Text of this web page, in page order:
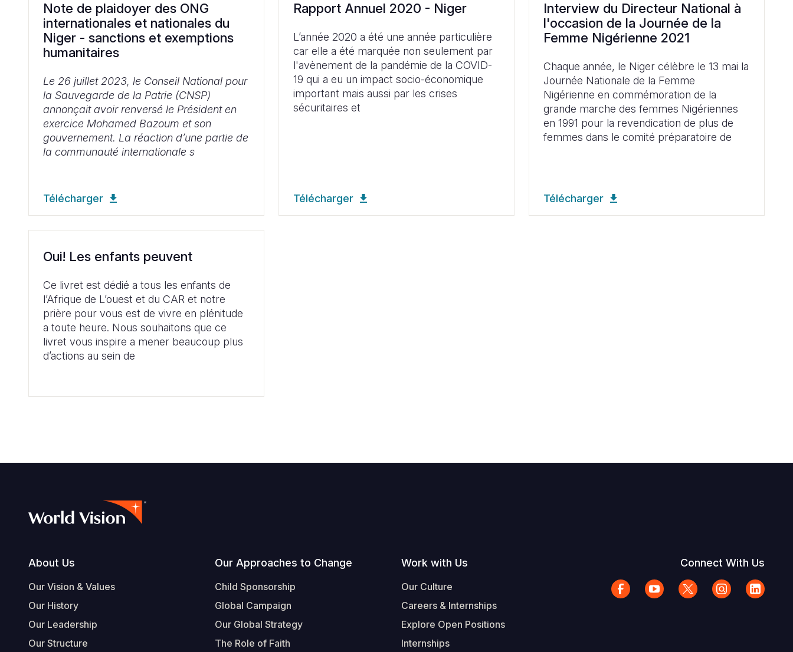
Note de plaidoyer des ONG
internationales et nationales du
Niger - sanctions et exemptions
humanitaires
Le 26 juillet 2023, le Conseil National pour
la Sauvegarde de la Patrie (CNSP)
annonçait avoir renversé le Président en
exercice Mohamed Bazoum et son
gouvernement. La réaction d’une partie de
la communauté internationale s
Télécharger
Rapport Annuel 2020 - Niger
L’année 2020 a été une année particulière
car elle a été marquée non seulement par
l'avènement de la pandémie de la COVID-
19 qui a eu un impact socio-économique
important mais aussi par les crises
sécuritaires et
Télécharger
Interview du Directeur National à
l'occasion de la Journée de la
Femme Nigérienne 2021
Chaque année, le Niger célèbre le 13 mai la
Journée Nationale de la Femme
Nigérienne en commémoration de la
grande marche des femmes Nigériennes
en 1991 pour la revendication de plus de
femmes dans le comité préparatoire de
Télécharger
Oui! Les enfants peuvent
Ce livret est dédié a tous les enfants de
l’Afrique de L’ouest et du CAR et notre
prière pour vous est de vivre en plénitude
a toute heure. Nous souhaitons que ce
livret vous inspire a mener beaucoup plus
d’actions au sein de
Footer
About Us
Our Vision & Values
Our History
Our Leadership
Our Structure
Our Approaches to Change
Child Sponsorship
Global Campaign
Our Global Strategy
The Role of Faith
Work with Us
Our Culture
Careers & Internships
Explore Open Positions
Internships
Connect With Us